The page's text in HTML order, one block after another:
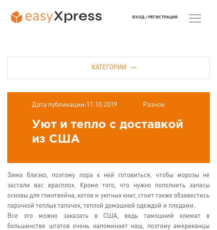
КАТЕГОРИИ
Дата публикации:11.10.2019 Разное
Уют и тепло с доставкой
из США
Зима близко, поэтому пора к ней готовиться, чтобы морозы не
застали вас врасплох. Кроме того, что нужно пополнить запасы
основы для глинтвейна, котов и уютных книг, стоит также обзавестись
парочкой теплых тапочек, теплой домашней одеждой и пледами.
Все это можно заказать в США, ведь тамошний климат в
большинстве штатов очень напоминает наш, поэтому американцы
ВХОД / РЕГИСТРАЦИЯ